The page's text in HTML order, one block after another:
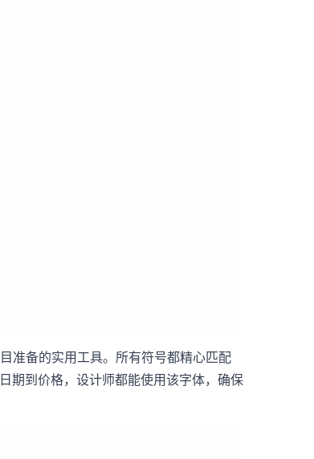
准备的实用工具。所有符号都精心匹配
期到价格，设计师都能使用该字体，确保